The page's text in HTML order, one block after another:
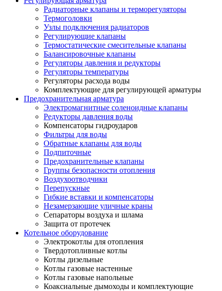
Радиаторные клапаны и терморегуляторы
Термоголовки
Узлы подключения радиаторов
Регулирующие клапаны
Термостатические смесительные клапаны
Балансировочные клапаны
Регуляторы давления и редукторы
Регуляторы температуры
Регуляторы расхода воды
Комплектующие для регулирующей арматуры
Предохранительная арматура
Электромагнитные соленоидные клапаны
Редукторы давления воды
Компенсаторы гидроударов
Фильтры для воды
Обратные клапаны для воды
Подпиточные
Предохранительные клапаны
Группы безопасности отопления
Воздухоотводчики
Перепускные
Гибкие вставки и компенсаторы
Незамерзающие уличные краны
Сепараторы воздуха и шлама
Защита от протечек
Котельное оборудование
Электрокотлы для отопления
Твердотопливные котлы
Котлы дизельные
Котлы газовые настенные
Котлы газовые напольные
Коаксиальные дымоходы и комплектующие